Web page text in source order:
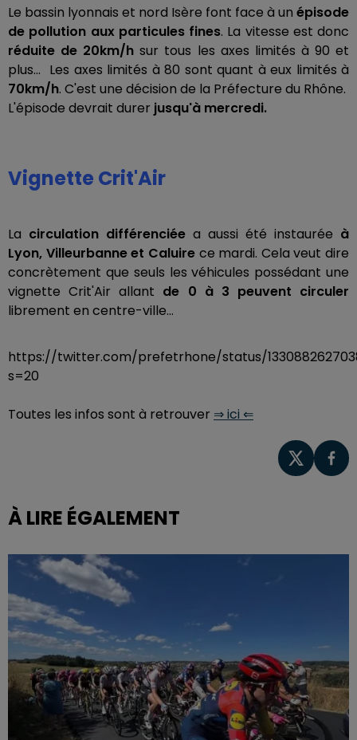
Le bassin lyonnais et nord Isère font face à un épisode
de pollution aux particules fines. La vitesse est donc
réduite de 20km/h sur tous les axes limités à 90 et
plus… Les axes limités à 80 sont quant à eux limités à
70km/h. C'est une décision de la Préfecture du Rhône.
L'épisode devrait durer jusqu'à mercredi.
Vignette Crit'Air
La circulation différenciée a aussi été instaurée à
Lyon, Villeurbanne et Caluire ce mardi. Cela veut dire
concrètement que seuls les véhicules possédant une
vignette Crit'Air allant de 0 à 3 peuvent circuler
librement en centre-ville…
https://twitter.com/prefetrhone/status/
s=20
Toutes les infos sont à retrouver ⇒ ici ⇐
À LIRE ÉGALEMENT